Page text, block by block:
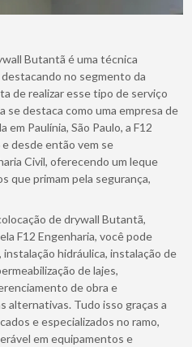
Butantã é uma técnica
no segmento da
de realizar esse tipo de serviço
se destaca como uma empresa de
em Paulínia, São Paulo, a F12
desde então vem se
Civil, oferecendo um leque
que primam pela segurança,
de drywall Butantã,
F12 Engenharia, você pode
hidráulica, instalação de
de lajes,
de obra e
alternativas. Tudo isso graças a
e especializados no ramo,
em equipamentos e